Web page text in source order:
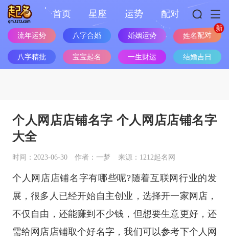
首页 星座 运势 配对
流年运势 八字合婚 婚姻运势 姓名配对
八字精批 宝宝起名 一生财运 结婚吉日
个人网店店铺名字 个人网店店铺名字
大全
时间：2023-06-30 作者：一梦 来源：1212起名网
个人网店店铺名字有哪些呢?随着互联网行业的发
展，很多人已经开始自主创业，选择开一家网店，
不仅自由，还能赚到不少钱，但想要生意更好，还
需给网店店铺取个好名字，我们可以参考下个人网